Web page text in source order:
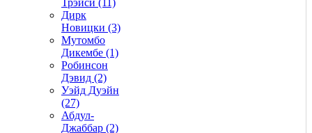
Дирк
Новицки (3)
Мутомбо
Дикембе (1)
Робинсон
Дэвид (2)
Уэйд Дуэйн
(27)
Абдул-
Джаббар (2)